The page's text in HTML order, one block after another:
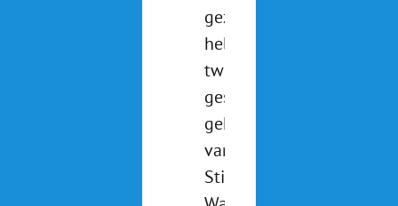
gezien? We
hebben
twee pony's
gesponsord
gekregen
van
Stichting de